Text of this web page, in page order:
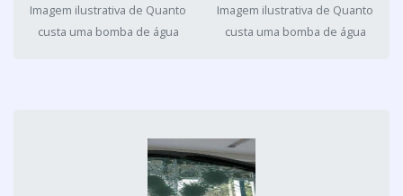
Imagem ilustrativa de Quanto
custa uma bomba de água
Imagem ilustrativa de Quanto
custa uma bomba de água